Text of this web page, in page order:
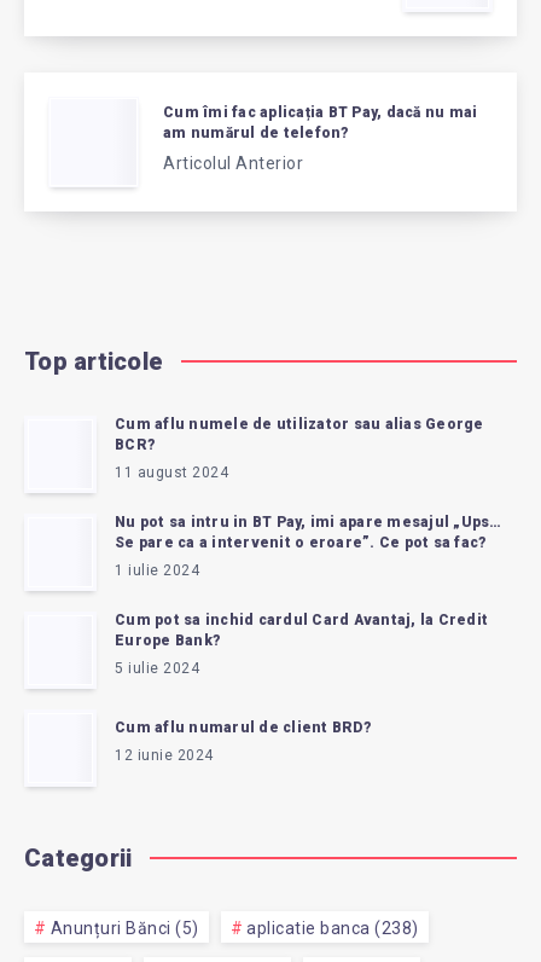
Cum îmi fac aplicația BT Pay, dacă nu mai
am numărul de telefon?
Articolul Anterior
Top articole
Cum aflu numele de utilizator sau alias George
BCR?
11 august 2024
Nu pot sa intru in BT Pay, imi apare mesajul „Ups…
Se pare ca a intervenit o eroare”. Ce pot sa fac?
1 iulie 2024
Cum pot sa inchid cardul Card Avantaj, la Credit
Europe Bank?
5 iulie 2024
Cum aflu numarul de client BRD?
12 iunie 2024
Categorii
Anunțuri Bănci (5) aplicatie banca (238)